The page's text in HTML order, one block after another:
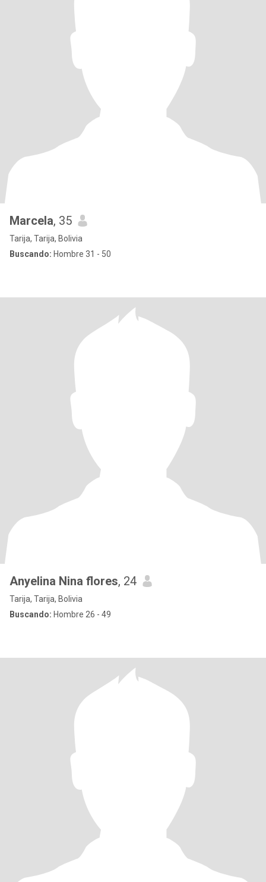
Marcela, 35
Tarija, Tarija, Bolivia
Buscando: Hombre 31 - 50
Anyelina Nina flores, 24
Tarija, Tarija, Bolivia
Buscando: Hombre 26 - 49